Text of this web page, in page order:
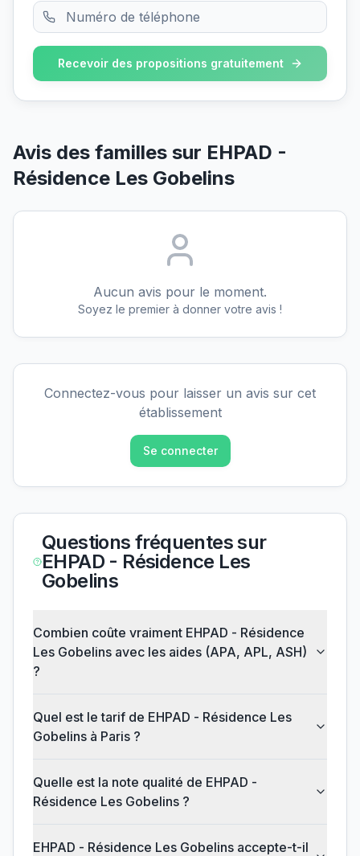
Recevoir des propositions gratuitement
Avis des familles sur EHPAD -
Résidence Les Gobelins
Aucun avis pour le moment.
Soyez le premier à donner votre avis !
Connectez-vous pour laisser un avis sur cet
établissement
Se connecter
Questions fréquentes sur
EHPAD - Résidence Les
Gobelins
Combien coûte vraiment EHPAD - Résidence
Les Gobelins avec les aides (APA, APL, ASH)
?
Quel est le tarif de EHPAD - Résidence Les
Gobelins à Paris ?
Quelle est la note qualité de EHPAD -
Résidence Les Gobelins ?
EHPAD - Résidence Les Gobelins accepte-t-il